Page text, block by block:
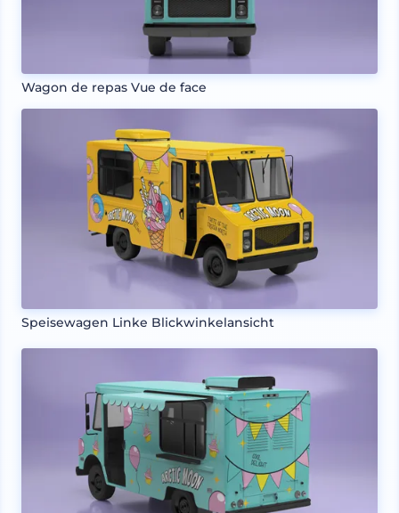
Wagon de repas Vue de face
Speisewagen Linke Blickwinkelansicht